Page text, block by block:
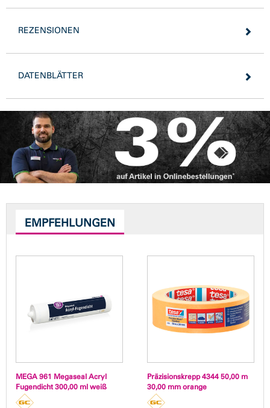
REZENSIONEN
DATENBLÄTTER
EMPFEHLUNGEN
MEGA 961 Megaseal Acryl
Fugendicht 300,00 ml weiß
Präzisionskrepp 4344 50,00 m
30,00 mm orange